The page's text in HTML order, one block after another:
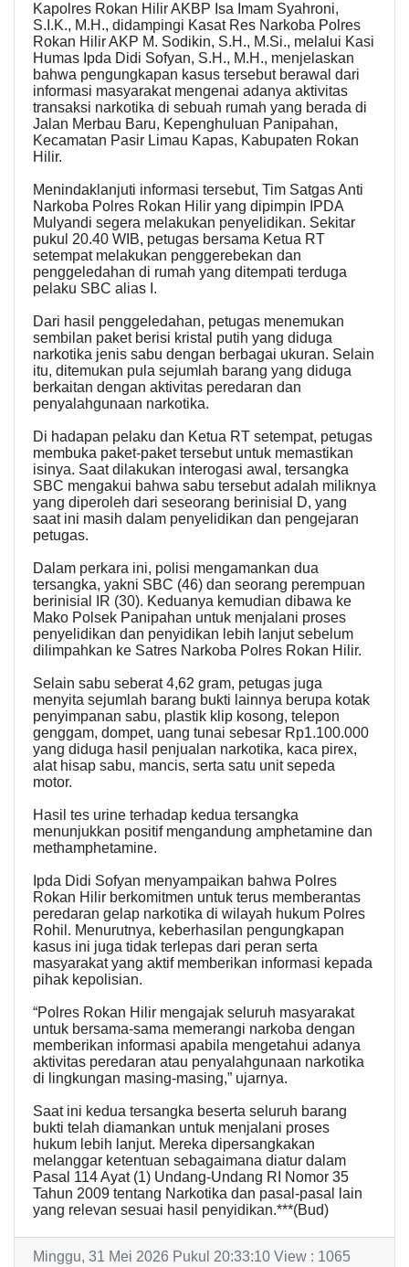
Kapolres Rokan Hilir AKBP Isa Imam Syahroni,
S.I.K., M.H., didampingi Kasat Res Narkoba Polres
Rokan Hilir AKP M. Sodikin, S.H., M.Si., melalui Kasi
Humas Ipda Didi Sofyan, S.H., M.H., menjelaskan
bahwa pengungkapan kasus tersebut berawal dari
informasi masyarakat mengenai adanya aktivitas
transaksi narkotika di sebuah rumah yang berada di
Jalan Merbau Baru, Kepenghuluan Panipahan,
Kecamatan Pasir Limau Kapas, Kabupaten Rokan
Hilir.
Menindaklanjuti informasi tersebut, Tim Satgas Anti
Narkoba Polres Rokan Hilir yang dipimpin IPDA
Mulyandi segera melakukan penyelidikan. Sekitar
pukul 20.40 WIB, petugas bersama Ketua RT
setempat melakukan penggerebekan dan
penggeledahan di rumah yang ditempati terduga
pelaku SBC alias I.
Dari hasil penggeledahan, petugas menemukan
sembilan paket berisi kristal putih yang diduga
narkotika jenis sabu dengan berbagai ukuran. Selain
itu, ditemukan pula sejumlah barang yang diduga
berkaitan dengan aktivitas peredaran dan
penyalahgunaan narkotika.
Di hadapan pelaku dan Ketua RT setempat, petugas
membuka paket-paket tersebut untuk memastikan
isinya. Saat dilakukan interogasi awal, tersangka
SBC mengakui bahwa sabu tersebut adalah miliknya
yang diperoleh dari seseorang berinisial D, yang
saat ini masih dalam penyelidikan dan pengejaran
petugas.
Dalam perkara ini, polisi mengamankan dua
tersangka, yakni SBC (46) dan seorang perempuan
berinisial IR (30). Keduanya kemudian dibawa ke
Mako Polsek Panipahan untuk menjalani proses
penyelidikan dan penyidikan lebih lanjut sebelum
dilimpahkan ke Satres Narkoba Polres Rokan Hilir.
Selain sabu seberat 4,62 gram, petugas juga
menyita sejumlah barang bukti lainnya berupa kotak
penyimpanan sabu, plastik klip kosong, telepon
genggam, dompet, uang tunai sebesar Rp1.100.000
yang diduga hasil penjualan narkotika, kaca pirex,
alat hisap sabu, mancis, serta satu unit sepeda
motor.
Hasil tes urine terhadap kedua tersangka
menunjukkan positif mengandung amphetamine dan
methamphetamine.
Ipda Didi Sofyan menyampaikan bahwa Polres
Rokan Hilir berkomitmen untuk terus memberantas
peredaran gelap narkotika di wilayah hukum Polres
Rohil. Menurutnya, keberhasilan pengungkapan
kasus ini juga tidak terlepas dari peran serta
masyarakat yang aktif memberikan informasi kepada
pihak kepolisian.
“Polres Rokan Hilir mengajak seluruh masyarakat
untuk bersama-sama memerangi narkoba dengan
memberikan informasi apabila mengetahui adanya
aktivitas peredaran atau penyalahgunaan narkotika
di lingkungan masing-masing,” ujarnya.
Saat ini kedua tersangka beserta seluruh barang
bukti telah diamankan untuk menjalani proses
hukum lebih lanjut. Mereka dipersangkakan
melanggar ketentuan sebagaimana diatur dalam
Pasal 114 Ayat (1) Undang-Undang RI Nomor 35
Tahun 2009 tentang Narkotika dan pasal-pasal lain
yang relevan sesuai hasil penyidikan.***(Bud)
Minggu, 31 Mei 2026 Pukul 20:33:10 View : 1065